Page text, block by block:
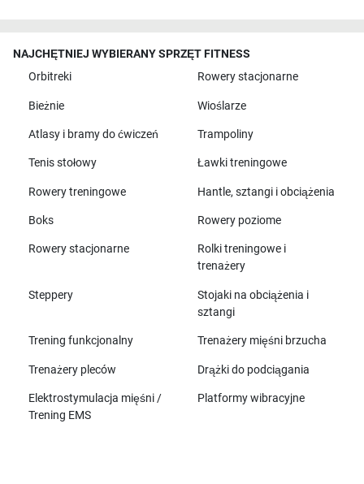
NAJCHĘTNIEJ WYBIERANY SPRZĘT FITNESS
Orbitreki
Rowery stacjonarne
Bieżnie Wioślarze
Atlasy i bramy do ćwiczeń Trampoliny
Tenis stołowy Ławki treningowe
Rowery treningowe Hantle, sztangi i obciążenia
Boks Rowery poziome
Rowery stacjonarne
Rolki treningowe i
trenażery
Steppery
Stojaki na obciążenia i
sztangi
Trening funkcjonalny Trenażery mięśni brzucha
Trenażery pleców Drążki do podciągania
Elektrostymulacja mięśni /
Trening EMS
Platformy wibracyjne